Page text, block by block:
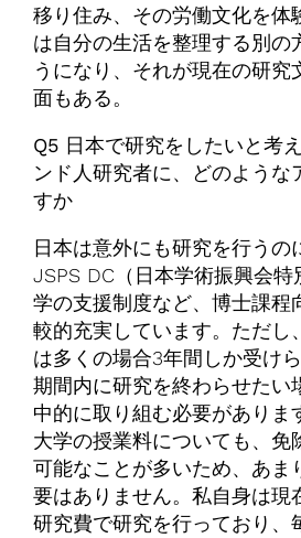
移り住み、その労働文化を体
は自分の生活を整理する別の
うになり、それが現在の研究
面もある。
Q5 日本で研究をしたいと考
ンド人研究者に、どのような
すか
日本は意外にも研究を行うの
JSPS DC（日本学術振興会特
学の支援制度など、博士課程
較的充実しています。ただし
は多くの場合3年間しか受け
期間内に研究を終わらせたい
中的に取り組む必要がありま
大学の授業料についても、免
可能なことが多いため、あま
要はありません。私自身は現
研究費で研究を行っており、